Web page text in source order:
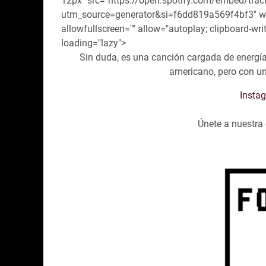
utm_source=generator&si=f6dd819a569f4bf3"
allowfullscreen="" allow="autoplay; clipboard-
loading="lazy">
Sin duda, es una canción cargada de
americano, pero con
Únete a